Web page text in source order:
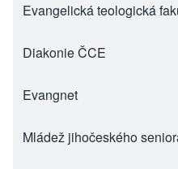
Evangelická teologická
(opens in new tab)
Diakonie ČCE
(opens in new tab)
Evangnet
(opens in new tab)
Mládež jihočeského
(opens in new tab)